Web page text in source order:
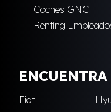
Coches GNC
Renting
Fiat